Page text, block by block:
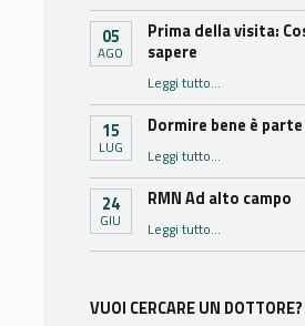
05
AGO
Prima della visita:
sapere
Leggi tutto…
15
LUG
Dormire bene è
Leggi tutto…
24
GIU
RMN Ad alto campo
Leggi tutto…
VUOI CERCARE UN DOTTORE?